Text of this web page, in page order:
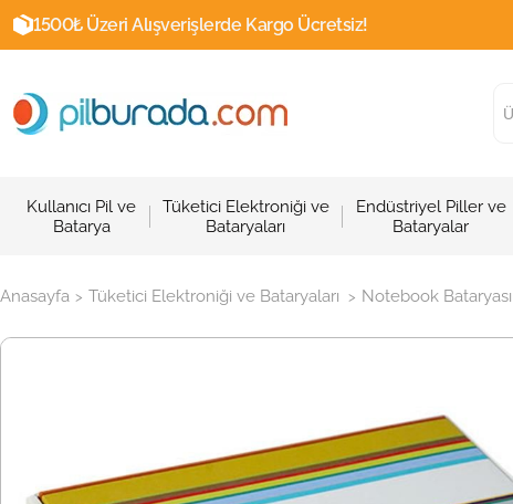
1500₺ Üzeri Alışverişlerde Kargo Ücretsiz!
Kullanıcı Pil ve
Batarya
Tüketici Elektroniği ve
Bataryaları
Endüstriyel Piller ve
Bataryalar
Anasayfa > Tüketici Elektroniği ve Bataryaları > Notebook Bataryası